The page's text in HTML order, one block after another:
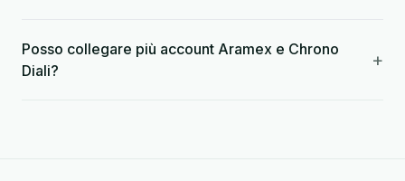
Posso collegare più account Aramex e Chrono
Diali?
+